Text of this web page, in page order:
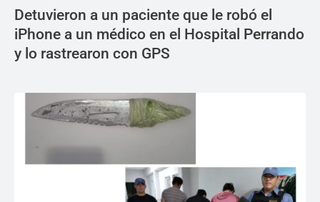
Detuvieron a un paciente que le robó el
iPhone a un médico en el Hospital Perrando
y lo rastrearon con GPS